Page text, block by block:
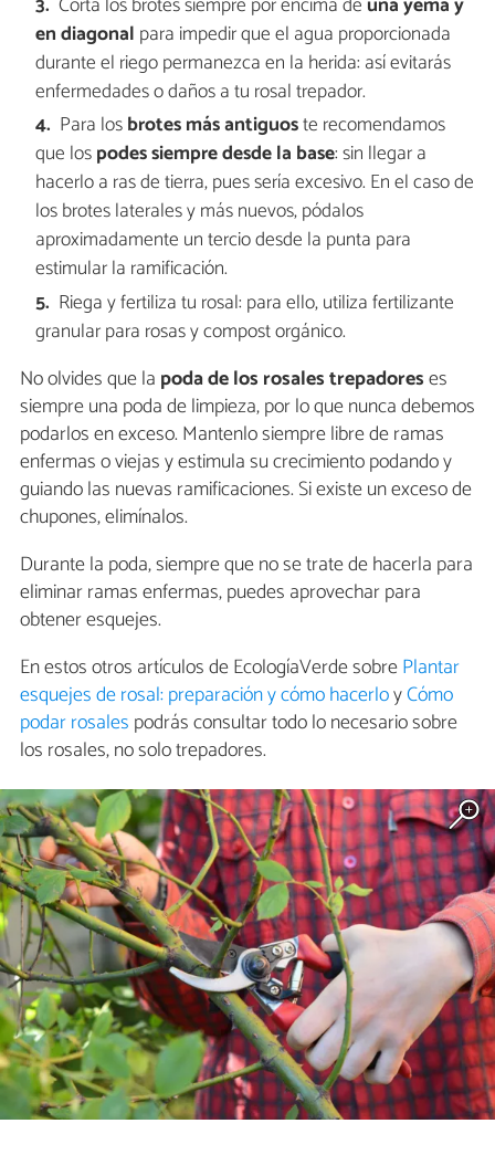
en diagonal para impedir que el agua proporcionada
durante el riego permanezca en la herida: así evitarás
enfermedades o daños a tu rosal trepador.
Para losbrotes más antiguoste recomendamos
que lospodes siempre desde la base: sin llegar a
hacerlo a ras de tierra, pues sería excesivo. En el caso de
los brotes laterales y más nuevos, pódalos
aproximadamente un tercio desde la punta para
estimular la ramificación.
Riega y fertiliza tu rosal: para ello, utiliza fertilizante
granular para rosas y compost orgánico.
No olvides que la poda de los rosales trepadoreses
siempre una poda de limpieza, por lo que nunca debemos
podarlos en exceso. Mantenlo siempre libre de ramas
enfermas o viejas y estimula su crecimiento podando y
guiando las nuevas ramificaciones. Si existe un exceso de
chupones, elimínalos.
Durante la poda, siempre que no se trate de hacerla para
eliminar ramas enfermas, puedes aprovechar para
obtener esquejes.
En estos otros artículos de EcologíaVerde sobrePlantar
esquejes de rosal: preparación y cómo hacerloyCómo
podar rosales podrás consultar todo lo necesario sobre
los rosales, no solo trepadores.